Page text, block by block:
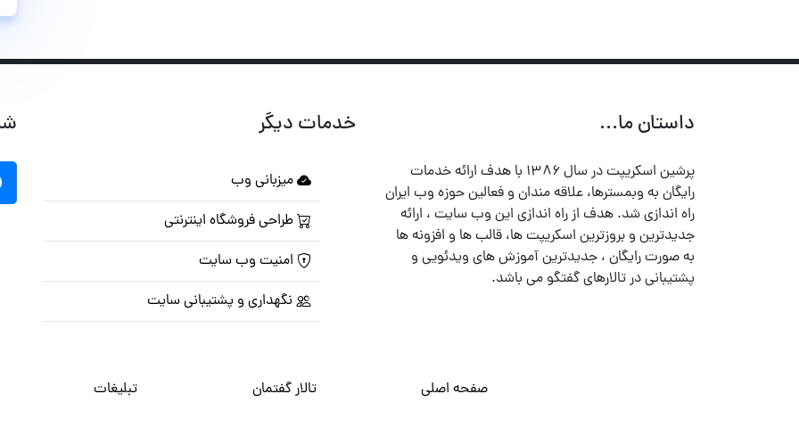
داستان ما...
پرشین اسکریپت در سال ۱۳۸۶ با هدف ارائه خدمات
رایگان به وبمسترها، علاقه مندان و فعالین حوزه وب ایران
راه اندازی شد. هدف از راه اندازی این وب سایت ، ارائه
جدیدترین و بروزترین اسکریپت ها، قالب ها و افزونه ها
به صورت رایگان ، جدیدترین آموزش های ویدئویی و
پشتیبانی در تالارهای گفتگو می باشد.
خدمات دیگر
میزبانی وب
طراحی فروشگاه اینترنتی
امنیت وب سایت
نگهداری و پشتیبانی سایت
صفحه اصلی تالار گفتمان تبلیغات